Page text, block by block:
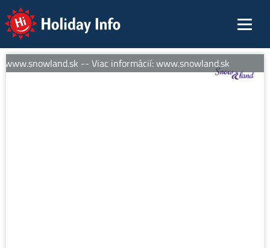
Holiday Info
-- Viac informácií: www.snowland.sk